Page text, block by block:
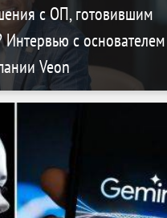
с ОП, готовившим
с основателем
Veon